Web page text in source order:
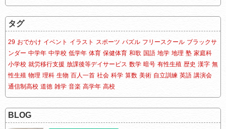
タグ
29 おでかけ イベント イラスト スポーツ パズル フリースクール ブラックサ
ンダー 中学年 中学校 低学年 体育 保健体育 和歌 国語 地学 地理 塾 家庭科
小学校 就労移行支援 放課後等デイサービス 数学 暗号 有性生殖 歴史 漢字 無
性生殖 物理 理科 生物 百人一首 社会 科学 算数 美術 自立訓練 英語 講演会
通信制高校 道徳 雑学 音楽 高学年 高校
BLOG